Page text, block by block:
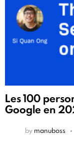
Les 100
Google en
by manuboss